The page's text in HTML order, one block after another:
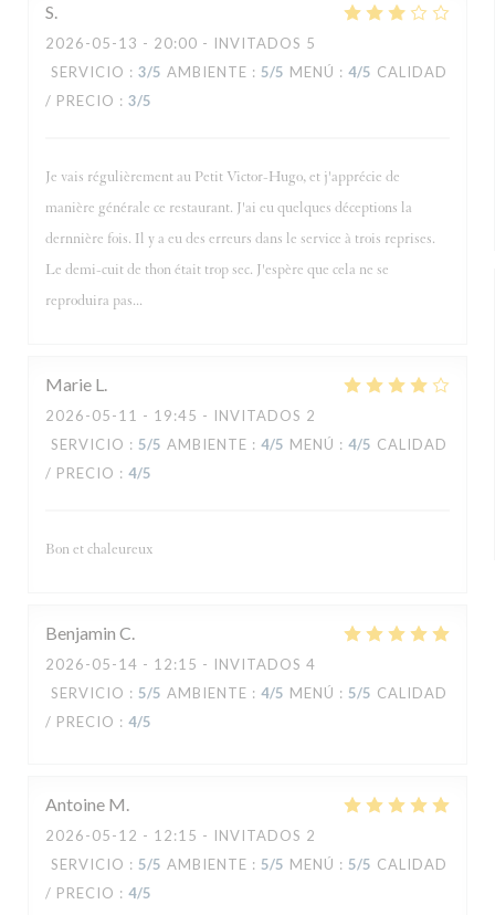
S
2026-05-13 - 20:00 - INVITADOS 5
SERVICIO : 3/5 AMBIENTE : 5/5 MENÚ : 4/5 CALIDAD
/ PRECIO : 3/5
Je vais régulièrement au Petit Victor-Hugo, et j'apprécie de
manière générale ce restaurant. J'ai eu quelques déceptions la
dernnière fois. Il y a eu des erreurs dans le service à trois reprises.
Le demi-cuit de thon était trop sec. J'espère que cela ne se
reproduira pas...
Marie L
2026-05-11 - 19:45 - INVITADOS 2
SERVICIO : 5/5 AMBIENTE : 4/5 MENÚ : 4/5 CALIDAD
/ PRECIO : 4/5
Bon et chaleureux
Benjamin C
2026-05-14 - 12:15 - INVITADOS 4
SERVICIO : 5/5 AMBIENTE : 4/5 MENÚ : 5/5 CALIDAD
/ PRECIO : 4/5
Antoine M
2026-05-12 - 12:15 - INVITADOS 2
SERVICIO : 5/5 AMBIENTE : 5/5 MENÚ : 5/5 CALIDAD
/ PRECIO : 4/5